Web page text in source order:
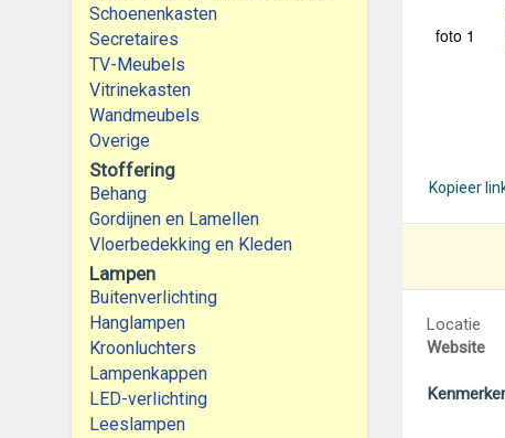
Schoenenkasten
Secretaires
TV-Meubels
Vitrinekasten
Wandmeubels
Overige
Stoffering
Behang
Gordijnen en Lamellen
Vloerbedekking en Kleden
Lampen
Buitenverlichting
Hanglampen
Kroonluchters
Lampenkappen
LED-verlichting
Leeslampen
foto 1
Kopieer
Locatie
Website